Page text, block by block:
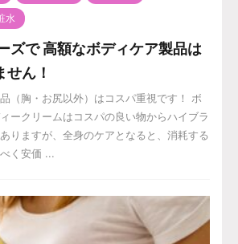
水
ズで 高額なボディケア製品は
せん！
（胸・お尻以外）はコスパ重視です！ ボ
ークリームはコスパの良い物からハイブラ
りますが、全身のケアとなると、消耗する
く安価 ...